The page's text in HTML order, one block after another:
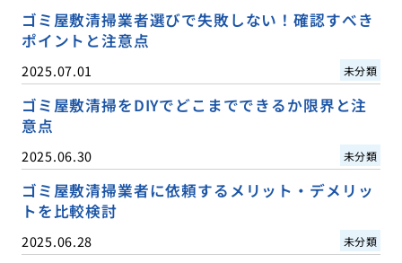
ゴミ屋敷清掃業者選びで失敗しない！確認すべき
ポイントと注意点
2025.07.01 未分類
ゴミ屋敷清掃をDIYでどこまでできるか限界と注
意点
2025.06.30 未分類
ゴミ屋敷清掃業者に依頼するメリット・デメリッ
トを比較検討
2025.06.28 未分類